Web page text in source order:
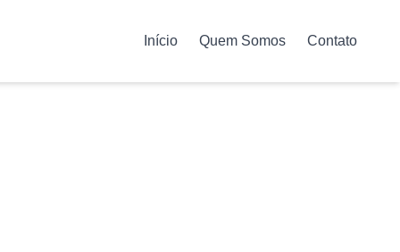
Início Quem Somos Contato